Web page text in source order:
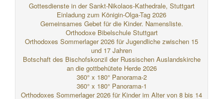
Gottesdienste in der Sankt-Nikolaos-Kathedrale, Stuttgart
Einladung zum Königin-Olga-Tag 2026
Gemeinsames Gebet für die Kinder. Namensliste.
Orthodoxe Bibelschule Stuttgart
Orthodoxes Sommerlager 2026 für Jugendliche zwischen 15
und 17 Jahren
Botschaft des Bischofskonzil der Russischen Auslandskirche
an die gottbehütete Herde 2026
360° x 180° Panorama-2
360° x 180° Panorama-1
Orthodoxes Sommerlager 2026 für Kinder im Alter von 8 bis 14